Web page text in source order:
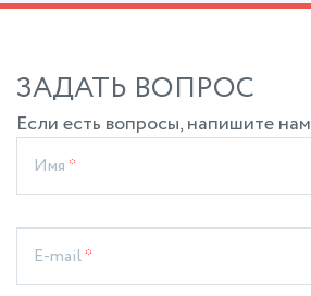
ЗАДАТЬ ВОПРОС
Если есть вопросы, напишите нам
Имя*
E-mail*